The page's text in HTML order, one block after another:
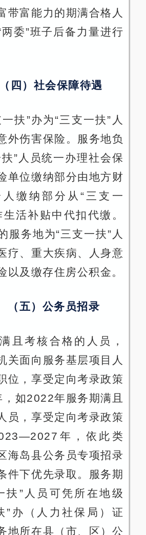
带富能力的期满合格人
两委”班子后备力量进行
（四）社会保障待遇
扶”办为“三支一扶”人
外伤害保险。服务地负
”人员统一办理社会保
单位缴纳部分由地方财
缴纳部分从“三支一
活补贴中代扣代缴。
服务地为“三支一扶”人
疗、重大疾病、人身意
以及缴存住房公积金。
（五）公务员招录
且考核合格的人员，
关面向服务基层项目人
位，享受定向考录政策
如2022年服务期满且
员，享受定向考录政策
年，依此类
海岛县公务员专项招录
件下优先录取。服务期
扶”人员可凭所在地级
”办（人力社保局）证
地所在县（市、区）公